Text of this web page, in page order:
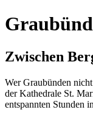
Zwischen
Wer Graubünden
der Kathedrale St.
entspannten Stunden